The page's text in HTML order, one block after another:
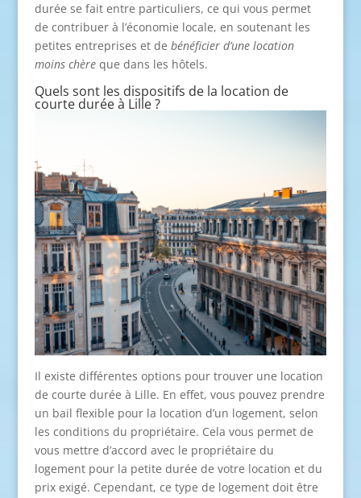
durée se fait entre particuliers, ce qui vous permet
de contribuer à l’économie locale, en soutenant les
petites entreprises et de bénéficier d’une location
moins chèreque dans les hôtels.
Quels sont les dispositifs de la location de
courte durée à Lille ?
Il existe différentes options pour trouver une location
de courte durée à Lille. En effet, vous pouvez prendre
un bail flexible pour la location d’un logement, selon
les conditions du propriétaire. Cela vous permet de
vous mettre d’accord avec le propriétaire du
logement pour la petite durée de votre location et du
prix exigé. Cependant, ce type de logement doit être